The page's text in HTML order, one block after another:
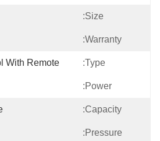
Size:
Warranty:
Type:
With Remote
Power:
Capacity:
Pressure: